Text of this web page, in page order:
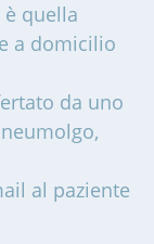
quella
a domicilio
da uno
al paziente